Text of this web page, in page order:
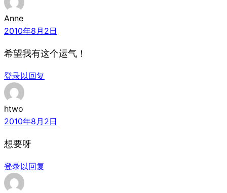
Anne
2010年8月2日
希望我有这个运气！
登录以回复
htwo
2010年8月2日
想要呀
登录以回复